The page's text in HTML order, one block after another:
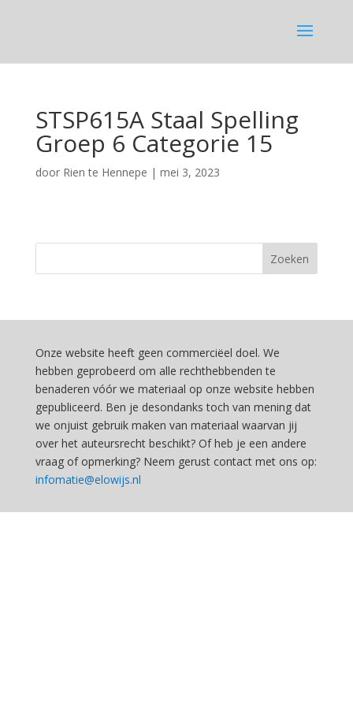
STSP615A Staal Spelling
Groep 6 Categorie 15
door Rien te Hennepe | mei 3, 2023
Onze website heeft geen commerciëel doel. We
hebben geprobeerd om alle rechthebbenden te
benaderen vóór we materiaal op onze website hebben
gepubliceerd. Ben je desondanks toch van mening dat
we onjuist gebruik maken van materiaal waarvan jij
over het auteursrecht beschikt? Of heb je een andere
vraag of opmerking? Neem gerust contact met ons op:
infomatie@elowijs.nl